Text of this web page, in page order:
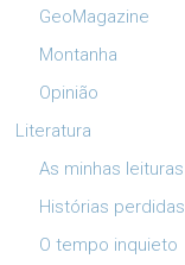
GeoMagazine
Montanha
Opinião
Literatura
As minhas leituras
Histórias perdidas
O tempo inquieto